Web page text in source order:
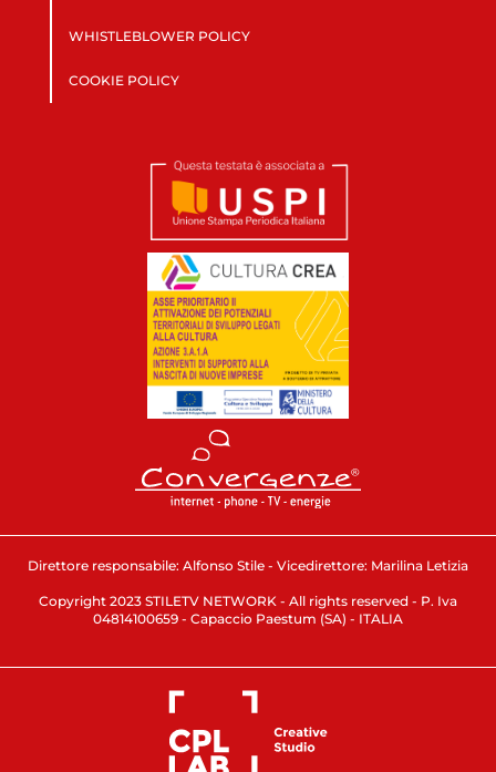
WHISTLEBLOWER POLICY
COOKIE POLICY
Direttore responsabile: Alfonso Stile - Vicedirettore: Marilina Letizia
Copyright 2023 STILETV NETWORK - All rights reserved - P. Iva
04814100659 - Capaccio Paestum (SA) - ITALIA